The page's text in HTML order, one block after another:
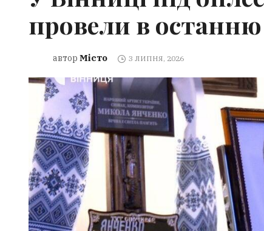
провели в
автор Місто 3 ЛИПНЯ, 2026